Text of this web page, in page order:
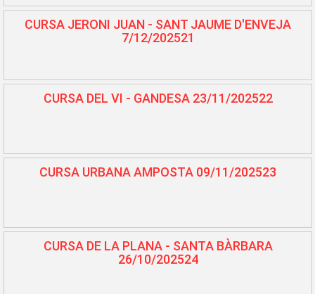
CURSA JERONI JUAN - SANT JAUME D'ENVEJA
7/12/202521
CURSA DEL VI - GANDESA 23/11/202522
CURSA URBANA AMPOSTA 09/11/202523
CURSA DE LA PLANA - SANTA BÀRBARA
26/10/202524